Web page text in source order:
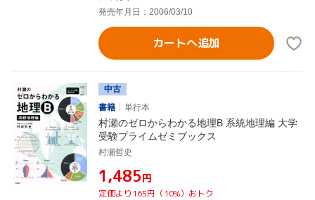
発売年月日：2006/03/10
カートへ追加
中古
書籍
単行本
村瀬のゼロからわかる地理B 系統地理編 大学
受験プライムゼミブックス
村瀬哲史
¥1,485円
定価より165円（10%）おトク